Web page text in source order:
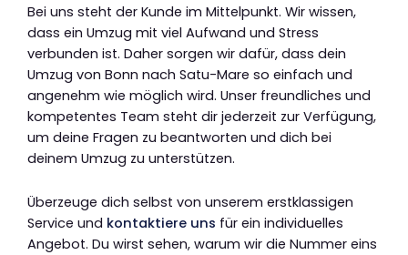
Bei uns steht der Kunde im Mittelpunkt. Wir wissen,
dass ein Umzug mit viel Aufwand und Stress
verbunden ist. Daher sorgen wir dafür, dass dein
Umzug von Bonn nach Satu-Mare so einfach und
angenehm wie möglich wird. Unser freundliches und
kompetentes Team steht dir jederzeit zur Verfügung,
um deine Fragen zu beantworten und dich bei
deinem Umzug zu unterstützen.
Überzeuge dich selbst von unserem erstklassigen
Service und kontaktiere uns für ein individuelles
Angebot. Du wirst sehen, warum wir die Nummer eins